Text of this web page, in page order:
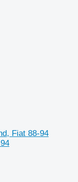
Fiat 88-94